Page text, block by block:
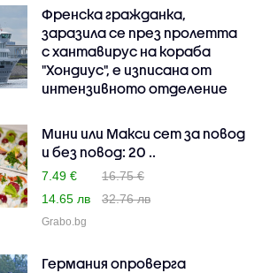
Френска гражданка,
заразила се през пролетта
с хантавирус на кораба
"Хондиус", е изписана от
интензивното отделение
Мини или Макси сет за повод
и без повод: 20 ..
7.49 €
16.75 €
14.65 лв
32.76 лв
Grabo.bg
Германия опроверга